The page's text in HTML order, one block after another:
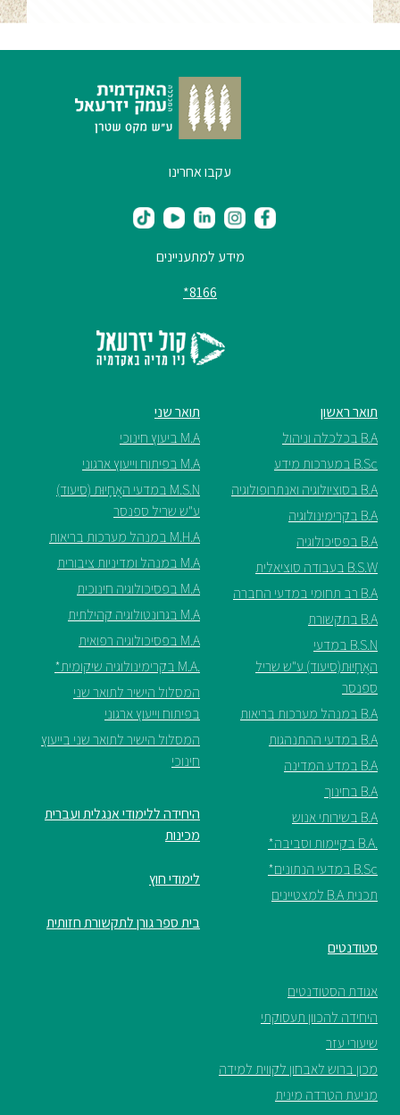
עקבו אחרינו
מידע למתעניינים
8166*
תואר ראשון
B.A בכלכלה וניהול
B.Sc במערכות מידע
B.A בסוציולוגיה ואנתרופולוגיה
B.A בקרימינולוגיה
B.A בפסיכולוגיה
B.S.W בעבודה סוציאלית
B.A רב תחומי במדעי החברה
B.A בתקשורת
B.S.N במדעי
האֲחָיוּת(סיעוד) ע"ש שריל
ספנסר
B.A במנהל מערכות בריאות
B.A במדעי ההתנהגות
B.A במדע המדינה
B.A בחינוך
B.A בשירותי אנוש
.B.A בקיימות וסביבה*
B.Sc במדעי הנתונים*
תכנית B.A למצטיינים
תואר שני
M.A ביעוץ חינוכי
M.A בפיתוח וייעוץ ארגוני
M.S.N במדעי האֲחָיוּת (סיעוד)
ע"ש שריל ספנסר
M.H.A במנהל מערכות בריאות
M.A במנהל ומדיניות ציבורית
M.A בפסיכולוגיה חינוכית
M.A בגרונטולוגיה קהילתית
M.A בפסיכולוגיה רפואית
.M.A בקרימינולוגיה שיקומית*
המסלול הישיר לתואר שני
בפיתוח וייעוץ ארגוני
המסלול הישיר לתואר שני בייעוץ
חינוכי
היחידה ללימודי אנגלית ועברית
מכינות
לימודי חוץ
בית ספר גורן לתקשורת חזותית
סטודנטים
אגודת הסטודנטים
היחידה להכוון תעסוקתי
שיעורי עזר
מכון ברוש לאבחון לקווית למידה
מניעת הטרדה מינית